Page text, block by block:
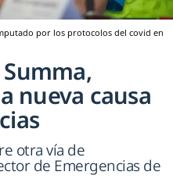
por los protocolos del covid en
nueva causa
otra vía de
de Emergencias de